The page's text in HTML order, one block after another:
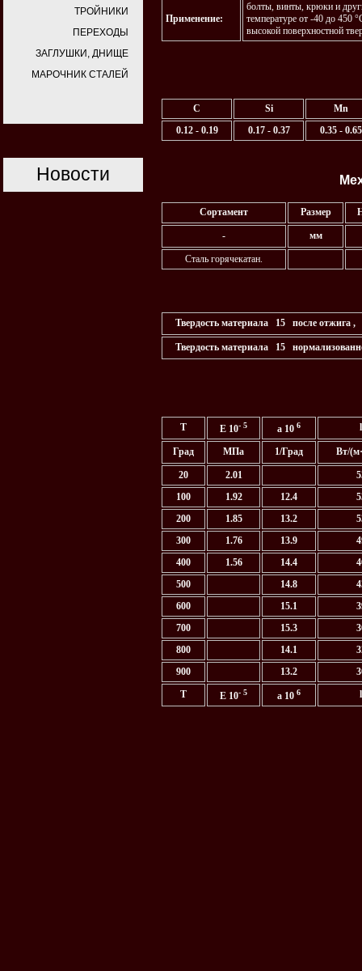
ТРОЙНИКИ
ПЕРЕХОДЫ
ЗАГЛУШКИ, ДНИЩЕ
МАРОЧНИК СТАЛЕЙ
Новости
Применение:
болты, винты, крюки и
температуре от -40 до 450
высокой поверхностной
C Si
Mn
0.12 - 0.19
0.17 - 0.37 0.35 - 0.65
Сортамент Размер
- мм
Сталь горячекатан.
Твердость материала 15 после
Твердость материала 15
T E 10- 5 a 10 6 l
Град МПа 1/Град Вт/
20 2.01
100
1.92 12.4
200
1.85 13.2
300
1.76 13.9
400
1.56 14.4
500
14.8
600
15.1
700
15.3
800
14.1
900
13.2
T
E 10- 5 a 10 6 l